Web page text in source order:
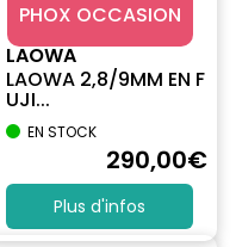
PHOX OCCASION
LAOWA
LAOWA 2,8/9MM EN F
UJI...
EN STOCK
290,00€
Plus d'infos